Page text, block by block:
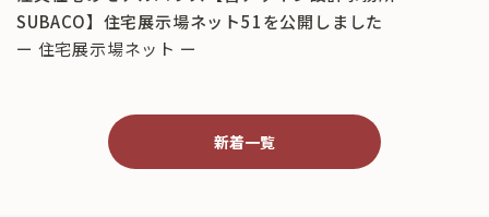
SUBACO】住宅展示場ネット51を公開しました
ー 住宅展示場ネット ー
新着一覧